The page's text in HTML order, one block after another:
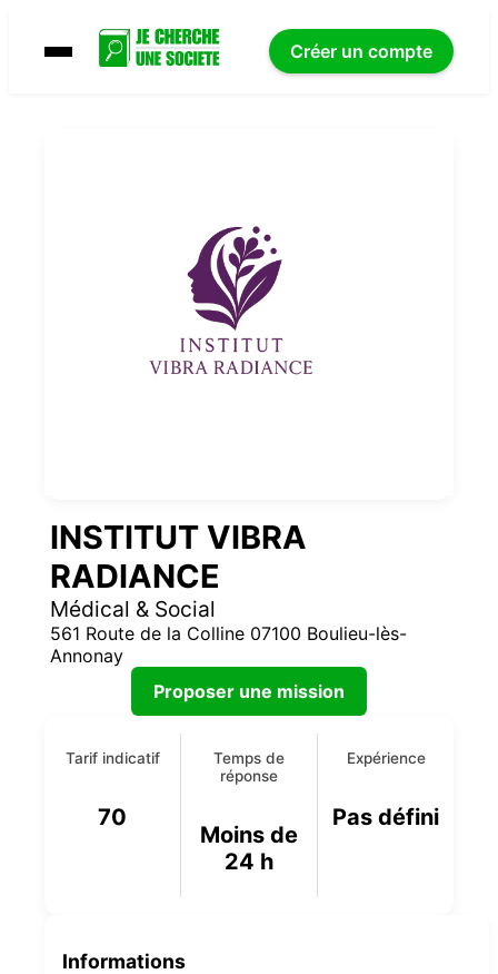
Créer un compte
INSTITUT VIBRA
RADIANCE
Médical & Social
561 Route de la Colline 07100 Boulieu-lès-
Annonay
Proposer une mission
Tarif indicatif
70
Temps de
réponse
Moins de
24 h
Expérience
Pas défini
Informations